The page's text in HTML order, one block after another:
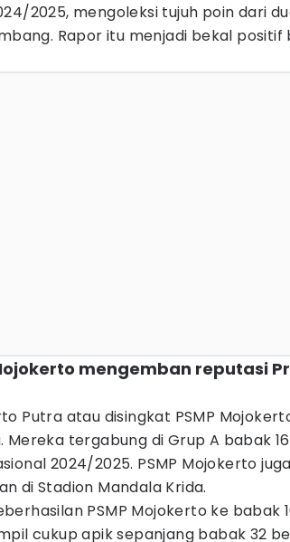
2025, mengoleksi tujuh poin dari
Rapor itu menjadi bekal positif
mengemban reputasi
Putra atau disingkat PSMP
Mereka tergabung di Grup A babak
2024/2025. PSMP Mojokerto
di Stadion Mandala Krida.
PSMP Mojokerto ke babak
cukup apik sepanjang babak 32